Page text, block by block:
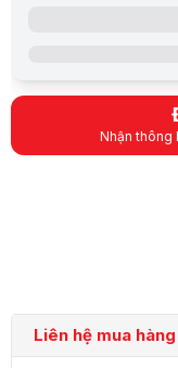
Nhận thông
Liên hệ mua hàng